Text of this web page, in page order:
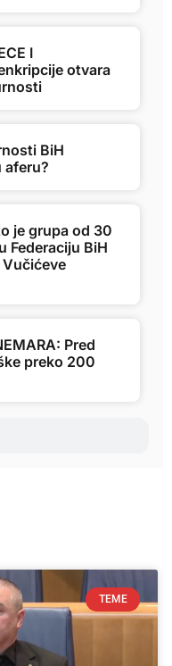
I
otvara
BiH
aferu?
je grupa od 30
Federaciju BiH
Pred
preko 200
TEME